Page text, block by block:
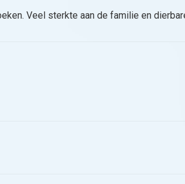
Veel sterkte aan de familie en